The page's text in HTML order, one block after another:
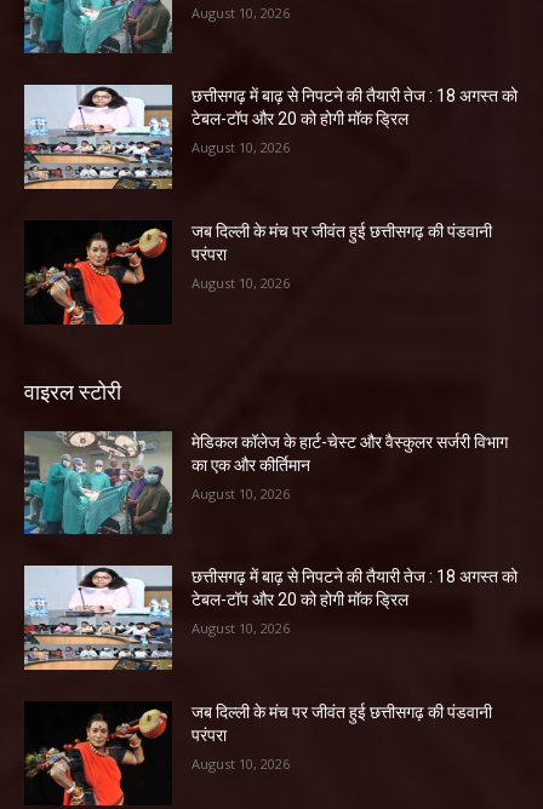
August 10, 2026
छत्तीसगढ़ में बाढ़ से निपटने की तैयारी तेज : 18 अगस्त को
टेबल-टॉप और 20 को होगी मॉक ड्रिल
August 10, 2026
जब दिल्ली के मंच पर जीवंत हुई छत्तीसगढ़ की पंडवानी
परंपरा
August 10, 2026
वाइरल स्टोरी
​मेडिकल कॉलेज के हार्ट-चेस्ट और वैस्कुलर सर्जरी विभाग
का एक और कीर्तिमान
August 10, 2026
छत्तीसगढ़ में बाढ़ से निपटने की तैयारी तेज : 18 अगस्त को
टेबल-टॉप और 20 को होगी मॉक ड्रिल
August 10, 2026
जब दिल्ली के मंच पर जीवंत हुई छत्तीसगढ़ की पंडवानी
परंपरा
August 10, 2026